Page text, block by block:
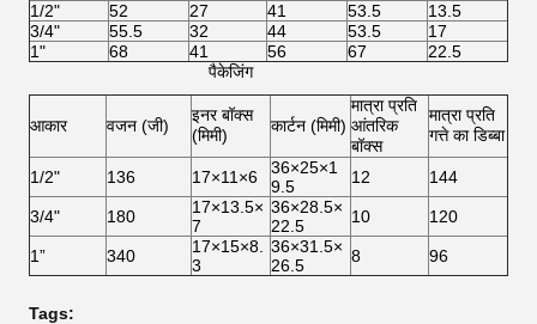
1/2"
52 27 41 53.5
13.5
3/4"
55.5 32 44 53.5
17
1"
68 41 56 67
22.5
पैकेजिंग
आकार वजन (जी)
इनर बॉक्स
(मिमी)
कार्टन (मिमी)
मात्रा प्रति
आंतरिक
बॉक्स
मात्रा प्रति
गत्ते का डिब्बा
1/2" 136 17×11×6
36×25×1
9.5
12 144
3/4" 180
17×13.5×
7
36×28.5×
22.5
10 120
1” 340
17×15×8.
3
36×31.5×
26.5
8 96
Tags: